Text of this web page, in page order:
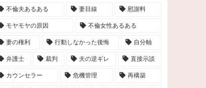
不倫夫あるある 妻目線 慰謝料
モヤモヤの原因 不倫女性あるある
妻の権利 行動しなかった後悔 自分軸
弁護士 裁判 夫の逆ギレ 直接示談
カウンセラー 危機管理 再構築